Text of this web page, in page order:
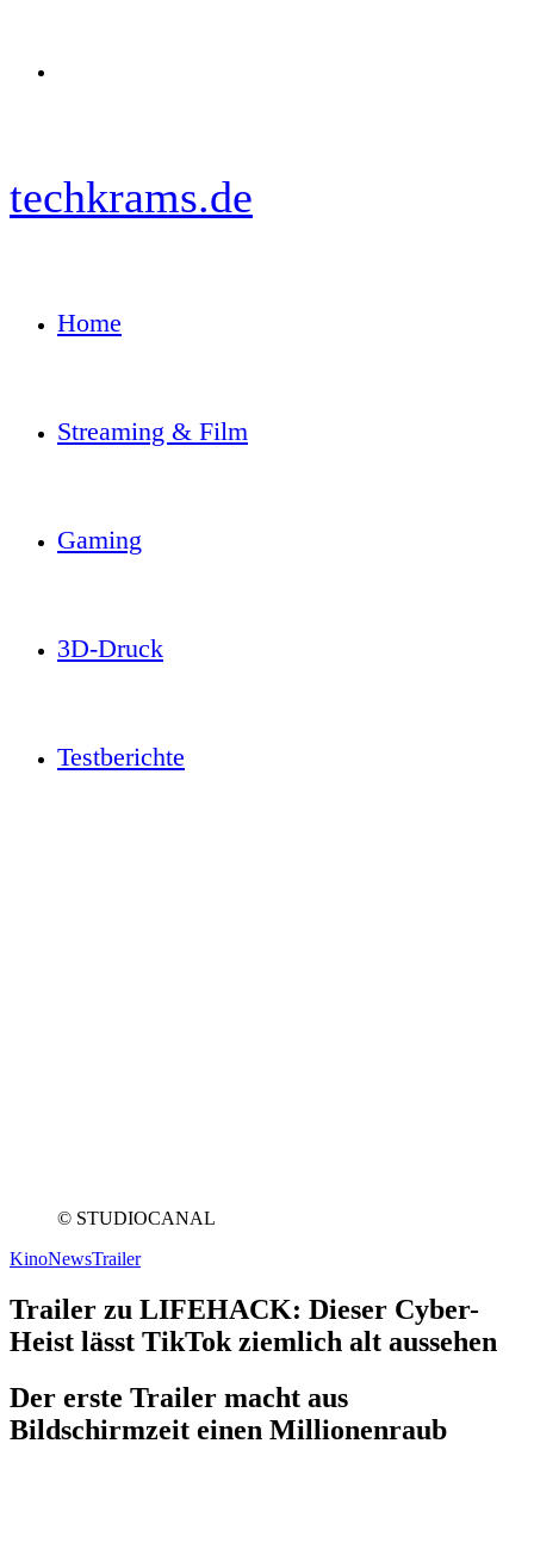
techkrams.de
Home
Streaming & Film
Gaming
3D-Druck
Testberichte
© STUDIOCANAL
KinoNewsTrailer
Trailer zu LIFEHACK: Dieser Cyber-
Heist lässt TikTok ziemlich alt aussehen
Der erste Trailer macht aus
Bildschirmzeit einen Millionenraub